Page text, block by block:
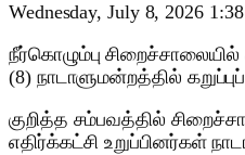
Wednesday, July 8, 2026
நீர்கொழும்பு
(8) நாடாளுமன்றத்தில்
குறித்த சம்பவத்தில்
எதிர்க்கட்சி உறுப்பினர்கள்